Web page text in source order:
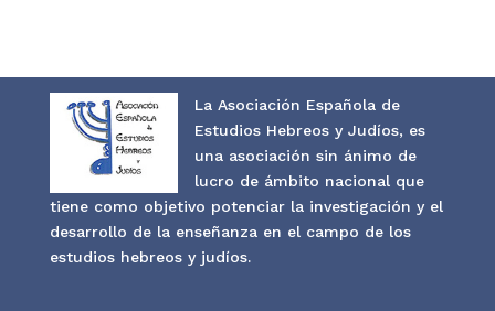
La Asociación Española de
Estudios Hebreos y Judíos, es
una asociación sin ánimo de
lucro de ámbito nacional que
tiene como objetivo potenciar la investigación y el
desarrollo de la enseñanza en el campo de los
estudios hebreos y judíos.